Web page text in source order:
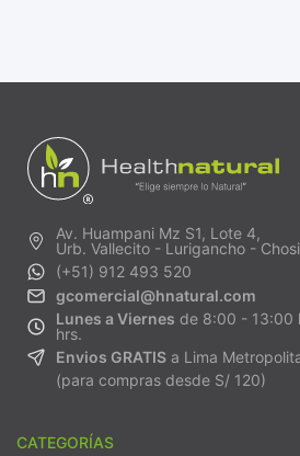
Av. Huampani Mz S1, Lote 4,
Urb. Vallecito - Lurigancho -
(+51) 912 493 520
gcomercial@hnatural.com
Lunes a Viernes de 8:00 - 13:00
hrs.
Envios GRATIS a Lima
(para compras desde S/ 120)
CATEGORÍAS